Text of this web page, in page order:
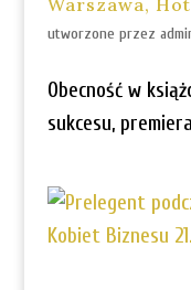
Warszawa,
utworzone przez
Obecność w
sukcesu,